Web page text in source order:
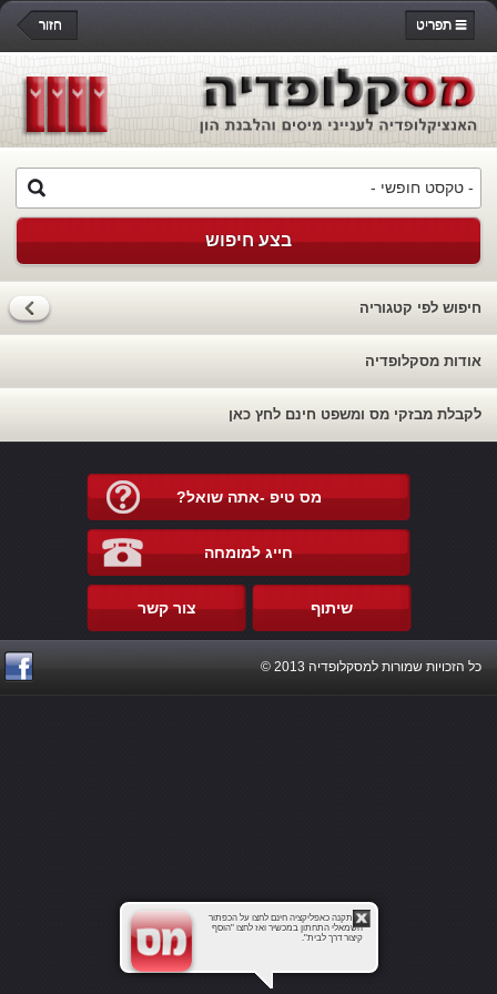
חזור תפריט
בצע חיפוש
חיפוש לפי קטגוריה
אודות מסקלופדיה
לקבלת מבזקי מס ומשפט חינם לחץ כאן
מס טיפ -אתה שואל?
חייג למומחה
צור קשר שיתוף
כל הזכויות שמורות למסקלופדיה 2013 ©
להתקנה כאפליקציה חינם לחצו על הכפתור
השמאלי התחתון במכשיר ואז לחצו "הוסף
קיצור דרך לבית".